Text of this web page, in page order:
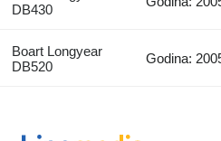
DB430
Boart Longyear
DB520
Godina: